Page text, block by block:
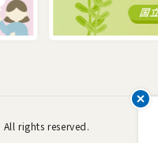
All rights reserved.